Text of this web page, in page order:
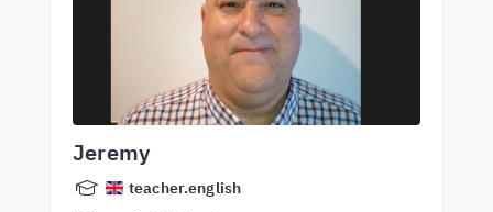
Jeremy
teacher.english